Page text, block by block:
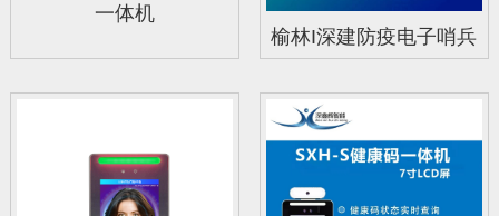
一体机
榆林I深建防疫电子哨兵